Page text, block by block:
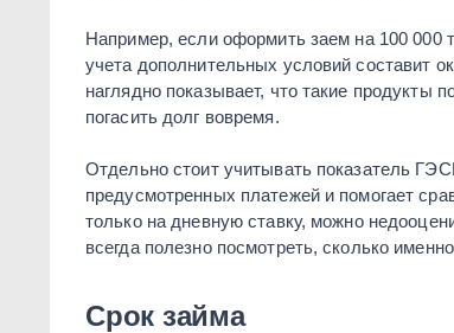
Например, если оформить заем на 100 000
учета дополнительных условий составит
наглядно показывает, что такие продукты
погасить долг вовремя.
Отдельно стоит учитывать показатель
предусмотренных платежей и помогает
только на дневную ставку, можно
всегда полезно посмотреть, сколько
Срок займа